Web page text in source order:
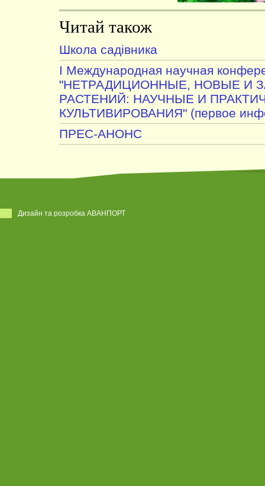
Читай також
Школа садівника
I Международная научная
"НЕТРАДИЦИОННЫЕ, НОВЫЕ И
РАСТЕНИЙ: НАУЧНЫЕ И
КУЛЬТИВИРОВАНИЯ" (первое
ПРЕС-АНОНС
Дизайн та розробка АВАНПОРТ